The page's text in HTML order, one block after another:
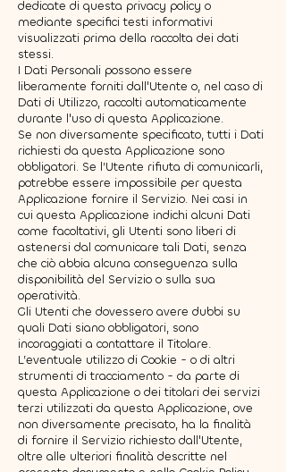
dedicate di questa privacy policy o
mediante specifici testi informativi
visualizzati prima della raccolta dei dati
stessi.
I Dati Personali possono essere
liberamente forniti dall'Utente o, nel caso di
Dati di Utilizzo, raccolti automaticamente
durante l'uso di questa Applicazione.
Se non diversamente specificato, tutti i Dati
richiesti da questa Applicazione sono
obbligatori. Se l’Utente rifiuta di comunicarli,
potrebbe essere impossibile per questa
Applicazione fornire il Servizio. Nei casi in
cui questa Applicazione indichi alcuni Dati
come facoltativi, gli Utenti sono liberi di
astenersi dal comunicare tali Dati, senza
che ciò abbia alcuna conseguenza sulla
disponibilità del Servizio o sulla sua
operatività.
Gli Utenti che dovessero avere dubbi su
quali Dati siano obbligatori, sono
incoraggiati a contattare il Titolare.
L’eventuale utilizzo di Cookie - o di altri
strumenti di tracciamento - da parte di
questa Applicazione o dei titolari dei servizi
terzi utilizzati da questa Applicazione, ove
non diversamente precisato, ha la finalità
di fornire il Servizio richiesto dall'Utente,
oltre alle ulteriori finalità descritte nel